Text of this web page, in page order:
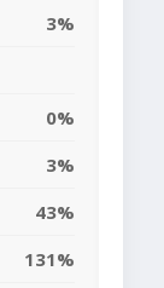
3%
0%
3%
43%
131%